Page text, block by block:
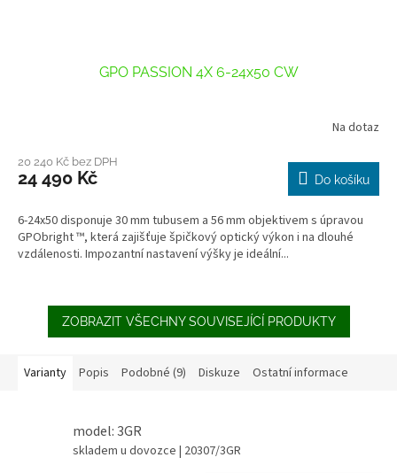
GPO PASSION 4X 6-24x50 CW
produktu
je
z
5
hvězdiček.
Na dotaz
20 240 Kč bez DPH
24 490 Kč Do košíku
6-24x50 disponuje 30 mm tubusem a 56 mm objektivem s úpravou
GPObright ™, která zajišťuje špičkový optický výkon i na dlouhé
vzdálenosti. Impozantní nastavení výšky je ideální...
ZOBRAZIT VŠECHNY SOUVISEJÍCÍ PRODUKTY
Varianty Popis Podobné (9) Diskuze Ostatní informace
model: 3GR
skladem u dovozce | 20307/3GR